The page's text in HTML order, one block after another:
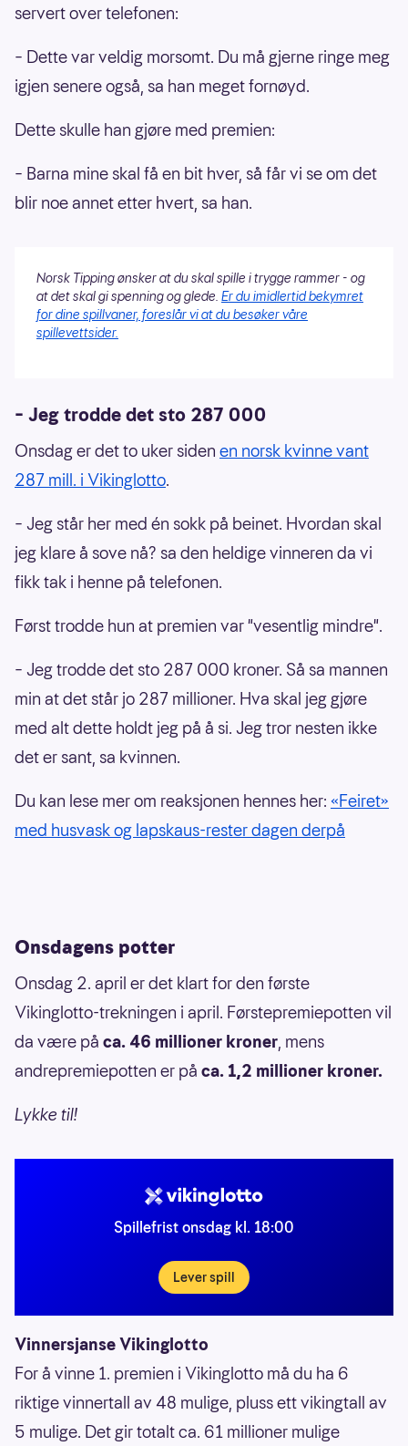
servert over telefonen:
– Dette var veldig morsomt. Du må gjerne ringe meg
igjen senere også, sa han meget fornøyd.
Dette skulle han gjøre med premien:
– Barna mine skal få en bit hver, så får vi se om det
blir noe annet etter hvert, sa han.
Norsk Tipping ønsker at du skal spille i trygge rammer - og
at det skal gi spenning og glede. Er du imidlertid bekymret
for dine spillvaner, foreslår vi at du besøker våre
spillevettsider.
– Jeg trodde det sto 287 000
Onsdag er det to uker siden en norsk kvinne vant
287 mill. i Vikinglotto.
– Jeg står her med én sokk på beinet. Hvordan skal
jeg klare å sove nå? sa den heldige vinneren da vi
fikk tak i henne på telefonen.
Først trodde hun at premien var "vesentlig mindre".
– Jeg trodde det sto 287 000 kroner. Så sa mannen
min at det står jo 287 millioner. Hva skal jeg gjøre
med alt dette holdt jeg på å si. Jeg tror nesten ikke
det er sant, sa kvinnen.
Du kan lese mer om reaksjonen hennes her: «Feiret»
med husvask og lapskaus-rester dagen derpå
Onsdagens potter
Onsdag 2. april er det klart for den første
Vikinglotto-trekningen i april. Førstepremiepotten vil
da være på ca. 46 millioner kroner, mens
andrepremiepotten er på ca. 1,2 millioner kroner.
Lykke til!
Spillefrist onsdag kl. 18:00
Lever spill
Vinnersjanse Vikinglotto
For å vinne 1. premien i Vikinglotto må du ha 6
riktige vinnertall av 48 mulige, pluss ett vikingtall av
5 mulige. Det gir totalt ca. 61 millioner mulige